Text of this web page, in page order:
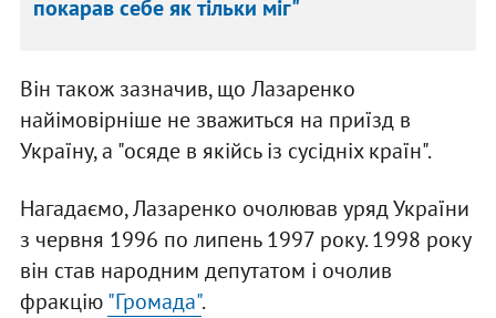
покарав себе як тільки міг"
Він також зазначив, що Лазаренко
найімовірніше не зважиться на приїзд в
Україну, а "осяде в якійсь із сусідніх країн".
Нагадаємо, Лазаренко очолював уряд України
з червня 1996 по липень 1997 року. 1998 року
він став народним депутатом і очолив
фракцію"Громада".